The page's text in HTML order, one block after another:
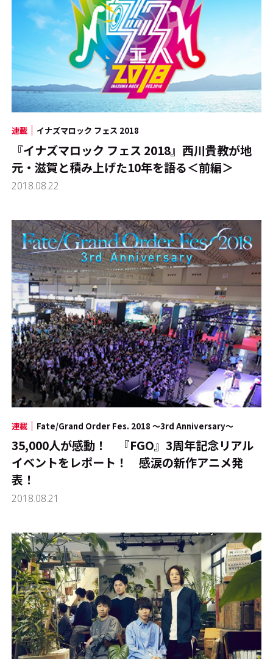
連載 イナズマロック フェス 2018
『イナズマロック フェス 2018』西川貴教が地
元・滋賀と積み上げた10年を語る＜前編＞
2018.08.22
連載 Fate/Grand Order Fes. 2018 ～3rd Anniversary～
35,000人が感動！ 『FGO』3周年記念リアル
イベントをレポート！ 感涙の新作アニメ発
表！
2018.08.21